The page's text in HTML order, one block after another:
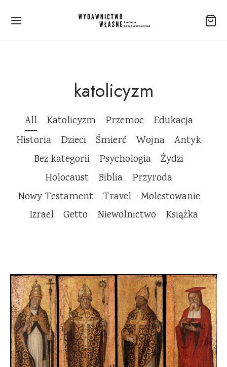
katolicyzm
All Katolicyzm Przemoc
Edukacja
Historia
Dzieci Śmierć Wojna
Antyk
Bez kategorii
Psychologia
Żydzi
Holocaust
Biblia
Przyroda
Nowy Testament
Travel
Molestowanie
Izrael
Getto Niewolnictwo Książka